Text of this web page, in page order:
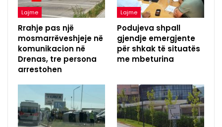
Lajme
Rrahje pas një
mosmarrëveshjeje në
komunikacion në
Drenas, tre persona
arrestohen
Lajme
Podujeva shpall
gjendje emergjente
për shkak të situatës
me mbeturina